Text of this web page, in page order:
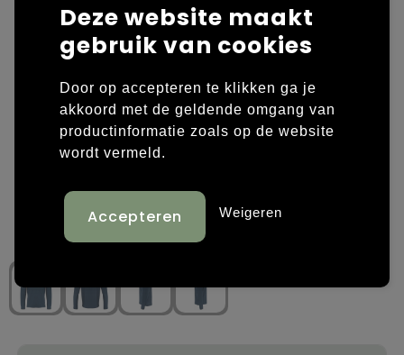
Laptop hoezen en tassen
Papieren tassen
Promotietassen
Reistassen
Rugzakken
Schoudertassen
Overige kleding
Sweaters bedrukken
T-shirts bedrukken
Vesten bedrukken
Schoenen bedrukken
Deze website maakt
gebruik van cookies
Door op accepteren te klikken ga je
akkoord met de geldende omgang van
productinformatie zoals op de website
wordt vermeld.
Weigeren